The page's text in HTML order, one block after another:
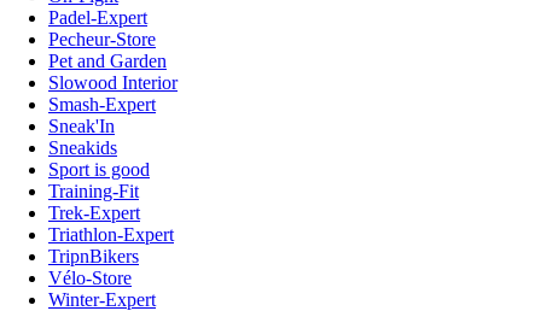
Padel-Expert
Pecheur-Store
Pet and Garden
Slowood Interior
Smash-Expert
Sneak'In
Sneakids
Sport is good
Training-Fit
Trek-Expert
Triathlon-Expert
TripnBikers
Vélo-Store
Winter-Expert